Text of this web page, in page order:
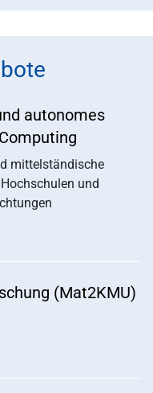
autonomes
mittelständische
und
(Mat2KMU)